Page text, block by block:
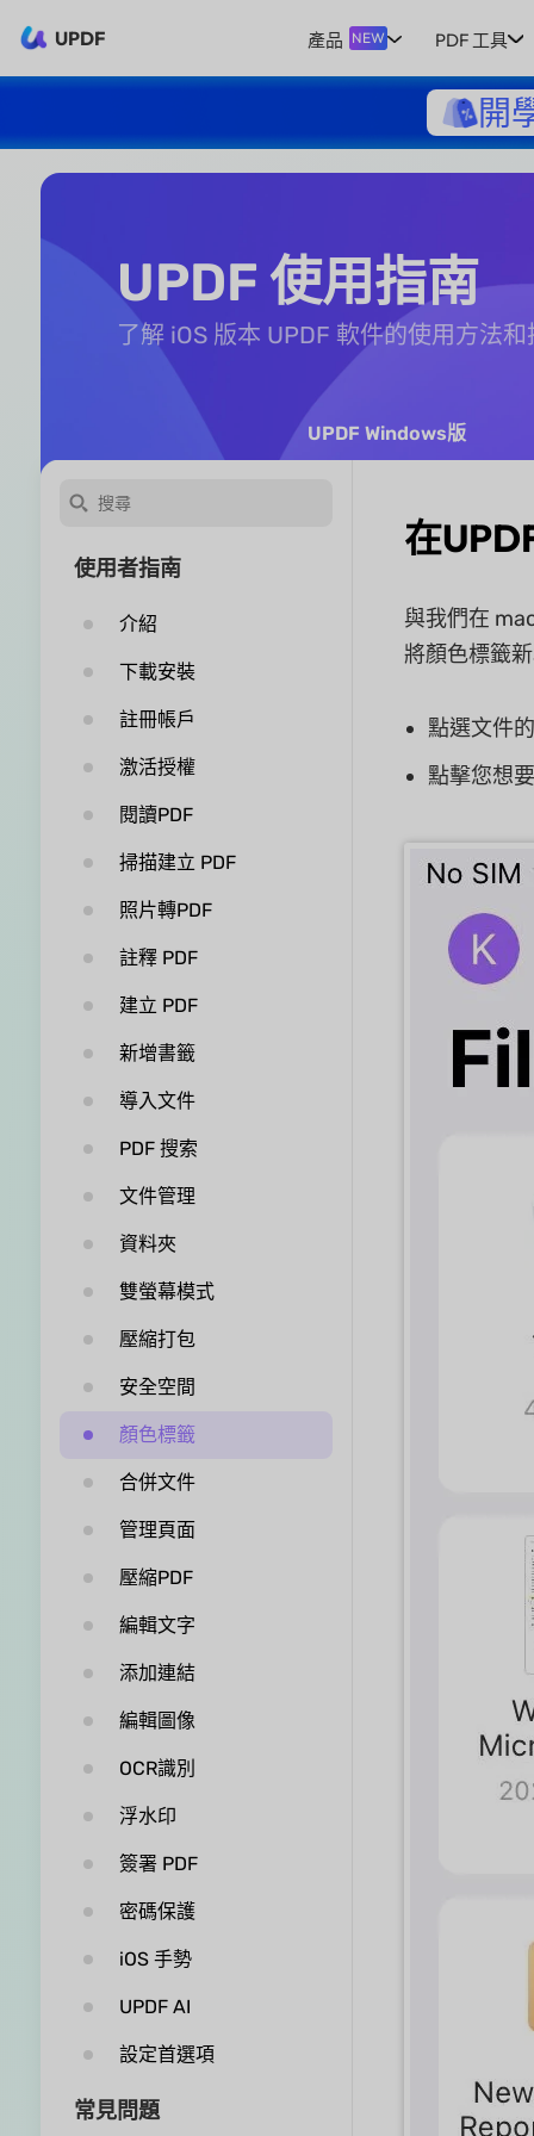
UPDF 產品 NEW PDF 工具
開
UPDF 使用指南
了解 iOS 版本 UPDF 軟件的使用方法和
UPDF Windows版
使用者指南
介紹
下載安裝
註冊帳戶
激活授權
閱讀PDF
掃描建立 PDF
照片轉PDF
註釋 PDF
建立 PDF
新增書籤
導入文件
PDF 搜索
文件管理
資料夾
雙螢幕模式
壓縮打包
安全空間
顏色標籤
合併文件
管理頁面
壓縮PDF
編輯文字
添加連結
編輯圖像
OCR識別
浮水印
簽署 PDF
密碼保護
iOS 手勢
UPDF AI
設定首選項
常見問題
在
與我們在
將顏色標籤
點選文件的
點擊您想